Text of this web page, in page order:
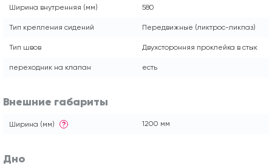
Ширина внутренняя (мм) 580
Тип крепления сидений Передвижные (ликтрос-ликпаз)
Тип швов Двухсторонняя проклейка в стык
переходник на клапан есть
Внешние габариты
Ширина (мм) ? 1200 мм
Дно